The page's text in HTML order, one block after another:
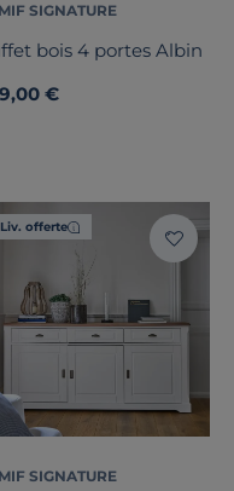
SIGNATURE
bois 4 portes Albin
€
Liv. offerte
SIGNATURE